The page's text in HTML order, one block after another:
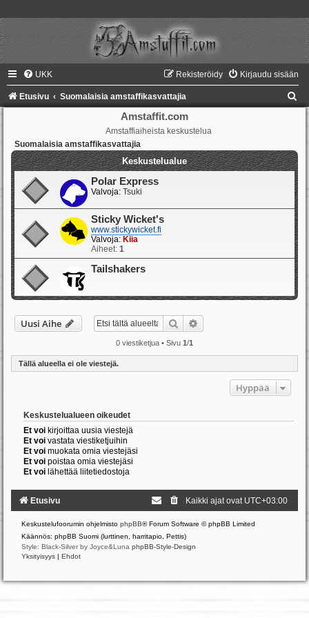
UKK Kirjaudu sisään
Rekisteröidy
Etusivu Suomalaisia amstaffikasvattajia
Amstaffit.com
Amstaffiaiheista keskustelua
Suomalaisia amstaffikasvattajia
Keskustelualue
Polar Express
Valvoja: Tsuki
Sticky Wicket's
www.stickywicket.fi
Valvoja: Kiia
Aiheet: 1
Tailshakers
Uusi Aihe Etsi
0 viestiketjua • Sivu 1/1
Tällä alueella ei ole viestejä.
Hyppää
Keskustelualueen oikeudet
Et voi kirjoittaa uusia viestejä
Et voi vastata viestiketjuihin
Et voi muokata omia viestejäsi
Et voi poistaa omia viestejäsi
Et voi lähettää liitetiedostoja
Etusivu Kaikki ajat ovat UTC+03:00
Keskustelufoorumin ohjelmisto phpBB® Forum Software © phpBB Limited
Käännös: phpBB Suomi (lurttinen, harritapio, Pettis)
Style: Black-Silver by Joyce&Luna phpBB-Style-Design
Yksityisyys | Ehdot